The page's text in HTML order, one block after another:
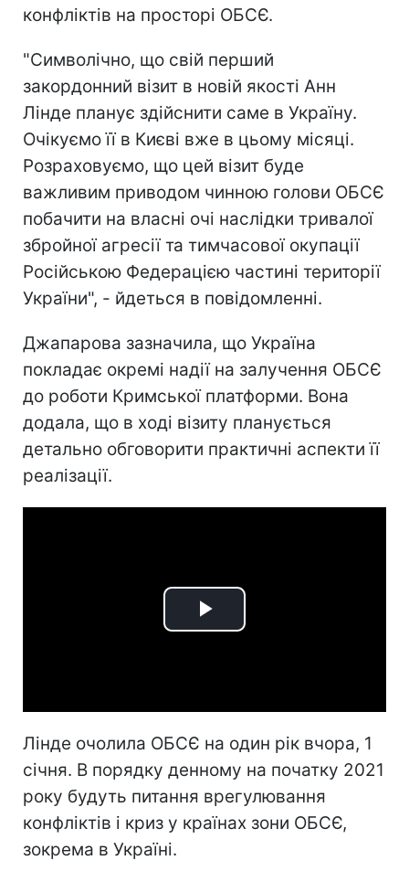
конфліктів на просторі ОБСЄ.
"Символічно, що свій перший
закордонний візит в новій якості Анн
Лінде планує здійснити саме в Україну.
Очікуємо її в Києві вже в цьому місяці.
Розраховуємо, що цей візит буде
важливим приводом чинною голови ОБСЄ
побачити на власні очі наслідки тривалої
збройної агресії та тимчасової окупації
Російською Федерацією частині території
України", - йдеться в повідомленні.
Джапарова зазначила, що Україна
покладає окремі надії на залучення ОБСЄ
до роботи Кримської платформи. Вона
додала, що в ході візиту планується
детально обговорити практичні аспекти її
реалізації.
Play
Лінде очолила ОБСЄ на один рік вчора, 1
січня. В порядку денному на початку 2021
року будуть питання врегулювання
конфліктів і криз у країнах зони ОБСЄ,
зокрема в Україні.